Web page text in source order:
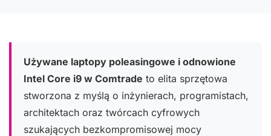
Używane laptopy poleasingowe i odnowione
Intel Core i9 w Comtrade to elita sprzętowa
stworzona z myślą o inżynierach, programistach,
architektach oraz twórcach cyfrowych
szukających bezkompromisowej mocy